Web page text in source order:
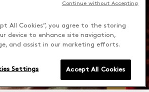
All Cookies”, you agree to the storing
device to enhance site navigation,
and assist in our marketing efforts.
Accept All Cookies
Settings
Continue without Accepting